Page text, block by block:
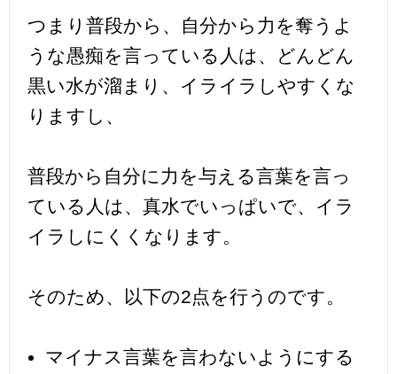
つまり普段から、自分から力を奪うよ
うな愚痴を言っている人は、どんどん
黒い水が溜まり、イライラしやすくな
りますし、
普段から自分に力を与える言葉を言っ
ている人は、真水でいっぱいで、イラ
イラしにくくなります。
そのため、以下の2点を行うのです。
マイナス言葉を言わないようにする